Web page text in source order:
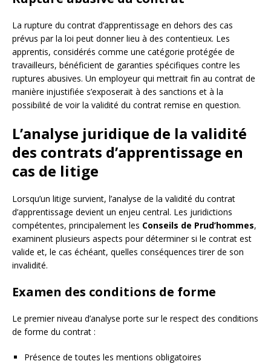
La rupture du contrat d’apprentissage en dehors des cas
prévus par la loi peut donner lieu à des contentieux. Les
apprentis, considérés comme une catégorie protégée de
travailleurs, bénéficient de garanties spécifiques contre les
ruptures abusives. Un employeur qui mettrait fin au contrat de
manière injustifiée s’exposerait à des sanctions et à la
possibilité de voir la validité du contrat remise en question.
L’analyse juridique de la validité
des contrats d’apprentissage en
cas de litige
Lorsqu’un litige survient, l’analyse de la validité du contrat
d’apprentissage devient un enjeu central. Les juridictions
compétentes, principalement les Conseils de Prud’hommes,
examinent plusieurs aspects pour déterminer si le contrat est
valide et, le cas échéant, quelles conséquences tirer de son
invalidité.
Examen des conditions de forme
Le premier niveau d’analyse porte sur le respect des conditions
de forme du contrat :
Présence de toutes les mentions obligatoires